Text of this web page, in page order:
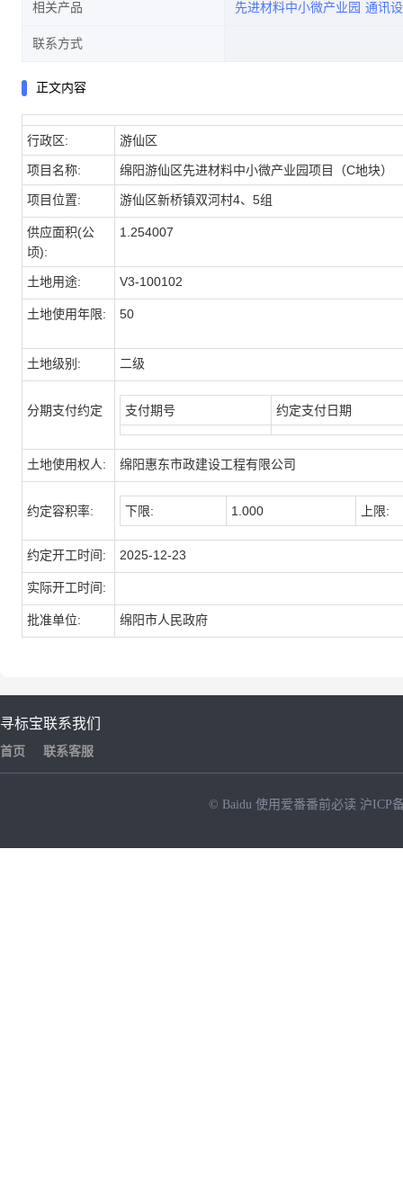
相关产品 先进材料中小微产业园 通讯
联系方式
正文内容
行政区: 游仙区
项目名称: 绵阳游仙区先进材料中小微产业园项目（C地块）
项目位置: 游仙区新桥镇双河村4、5组
供应面积(公
顷):
1.254007
土地用途: V3-100102
土地使用年限: 50
土地级别: 二级
分期支付约定 支付期号 约定支付日期
土地使用权人: 绵阳惠东市政建设工程有限公司
约定容积率: 下限: 1.000 上限:
约定开工时间: 2025-12-23
实际开工时间:
批准单位: 绵阳市人民政府
寻标宝
首页
联系我们
联系客服
© Baidu 使用爱番番前必读 沪ICP